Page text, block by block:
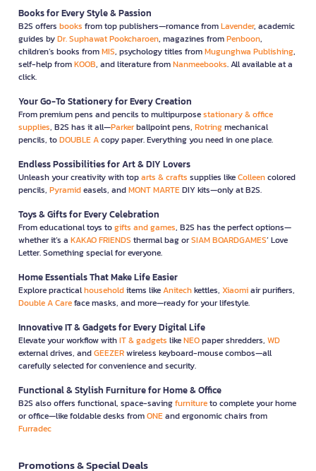
Books for Every Style & Passion
B2S offers books from top publishers—romance fromLavender, academic
guides byDr. Suphawat Pookcharoen, magazines fromPenboon,
children’s books fromMIS, psychology titles fromMugunghwa Publishing,
self-help fromKOOB, and literature fromNanmeebooks. All available at a
click.
Your Go-To Stationery for Every Creation
From premium pens and pencils to multipurposestationary & office
supplies, B2S has it all—Parkerballpoint pens, Rotringmechanical
pencils, toDOUBLE Acopy paper. Everything you need in one place.
Endless Possibilities for Art & DIY Lovers
Unleash your creativity with toparts & crafts supplies likeColleencolored
pencils, Pyramideasels, andMONT MARTEDIY kits—only at B2S.
Toys & Gifts for Every Celebration
From educational toys togifts and games, B2S has the perfect options—
whether it’s a KAKAO FRIENDS thermal bag orSIAM BOARDGAMES’ Love
Letter. Something special for everyone.
Home Essentials That Make Life Easier
Explore practicalhouseholditems likeAnitechkettles, Xiaomiair purifiers,
Double A Careface masks, and more—ready for your lifestyle.
Innovative IT & Gadgets for Every Digital Life
Elevate your workflow withIT & gadgets likeNEOpaper shredders, WD
external drives, andGEEZERwireless keyboard-mouse combos—all
carefully selected for convenience and security.
Functional & Stylish Furniture for Home & Office
B2S also offers functional, space-savingfurnitureto complete your home
or office—like foldable desks fromONEand ergonomic chairs from
Furradec
Promotions & Special Deals